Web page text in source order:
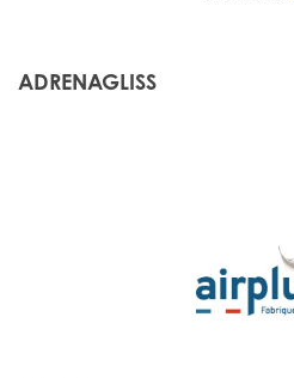
ADRENAGLISS